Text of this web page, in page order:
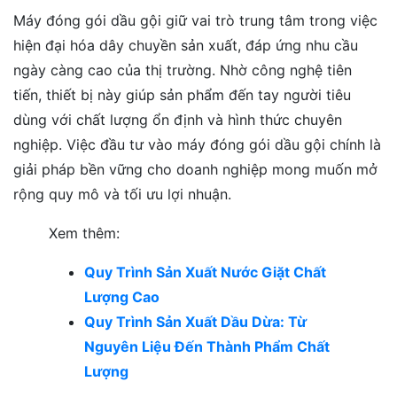
Máy đóng gói dầu gội giữ vai trò trung tâm trong việc
hiện đại hóa dây chuyền sản xuất, đáp ứng nhu cầu
ngày càng cao của thị trường. Nhờ công nghệ tiên
tiến, thiết bị này giúp sản phẩm đến tay người tiêu
dùng với chất lượng ổn định và hình thức chuyên
nghiệp. Việc đầu tư vào máy đóng gói dầu gội chính là
giải pháp bền vững cho doanh nghiệp mong muốn mở
rộng quy mô và tối ưu lợi nhuận.
Xem thêm:
Quy Trình Sản Xuất Nước Giặt Chất
Lượng Cao
Quy Trình Sản Xuất Dầu Dừa: Từ
Nguyên Liệu Đến Thành Phẩm Chất
Lượng